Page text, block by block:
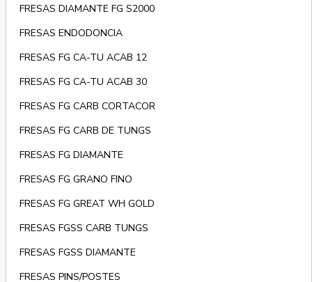
FRESAS DIAMANTE FG S2000
FRESAS ENDODONCIA
FRESAS FG CA-TU ACAB 12
FRESAS FG CA-TU ACAB 30
FRESAS FG CARB CORTACOR
FRESAS FG CARB DE TUNGS
FRESAS FG DIAMANTE
FRESAS FG GRANO FINO
FRESAS FG GREAT WH GOLD
FRESAS FGSS CARB TUNGS
FRESAS FGSS DIAMANTE
FRESAS PINS/POSTES